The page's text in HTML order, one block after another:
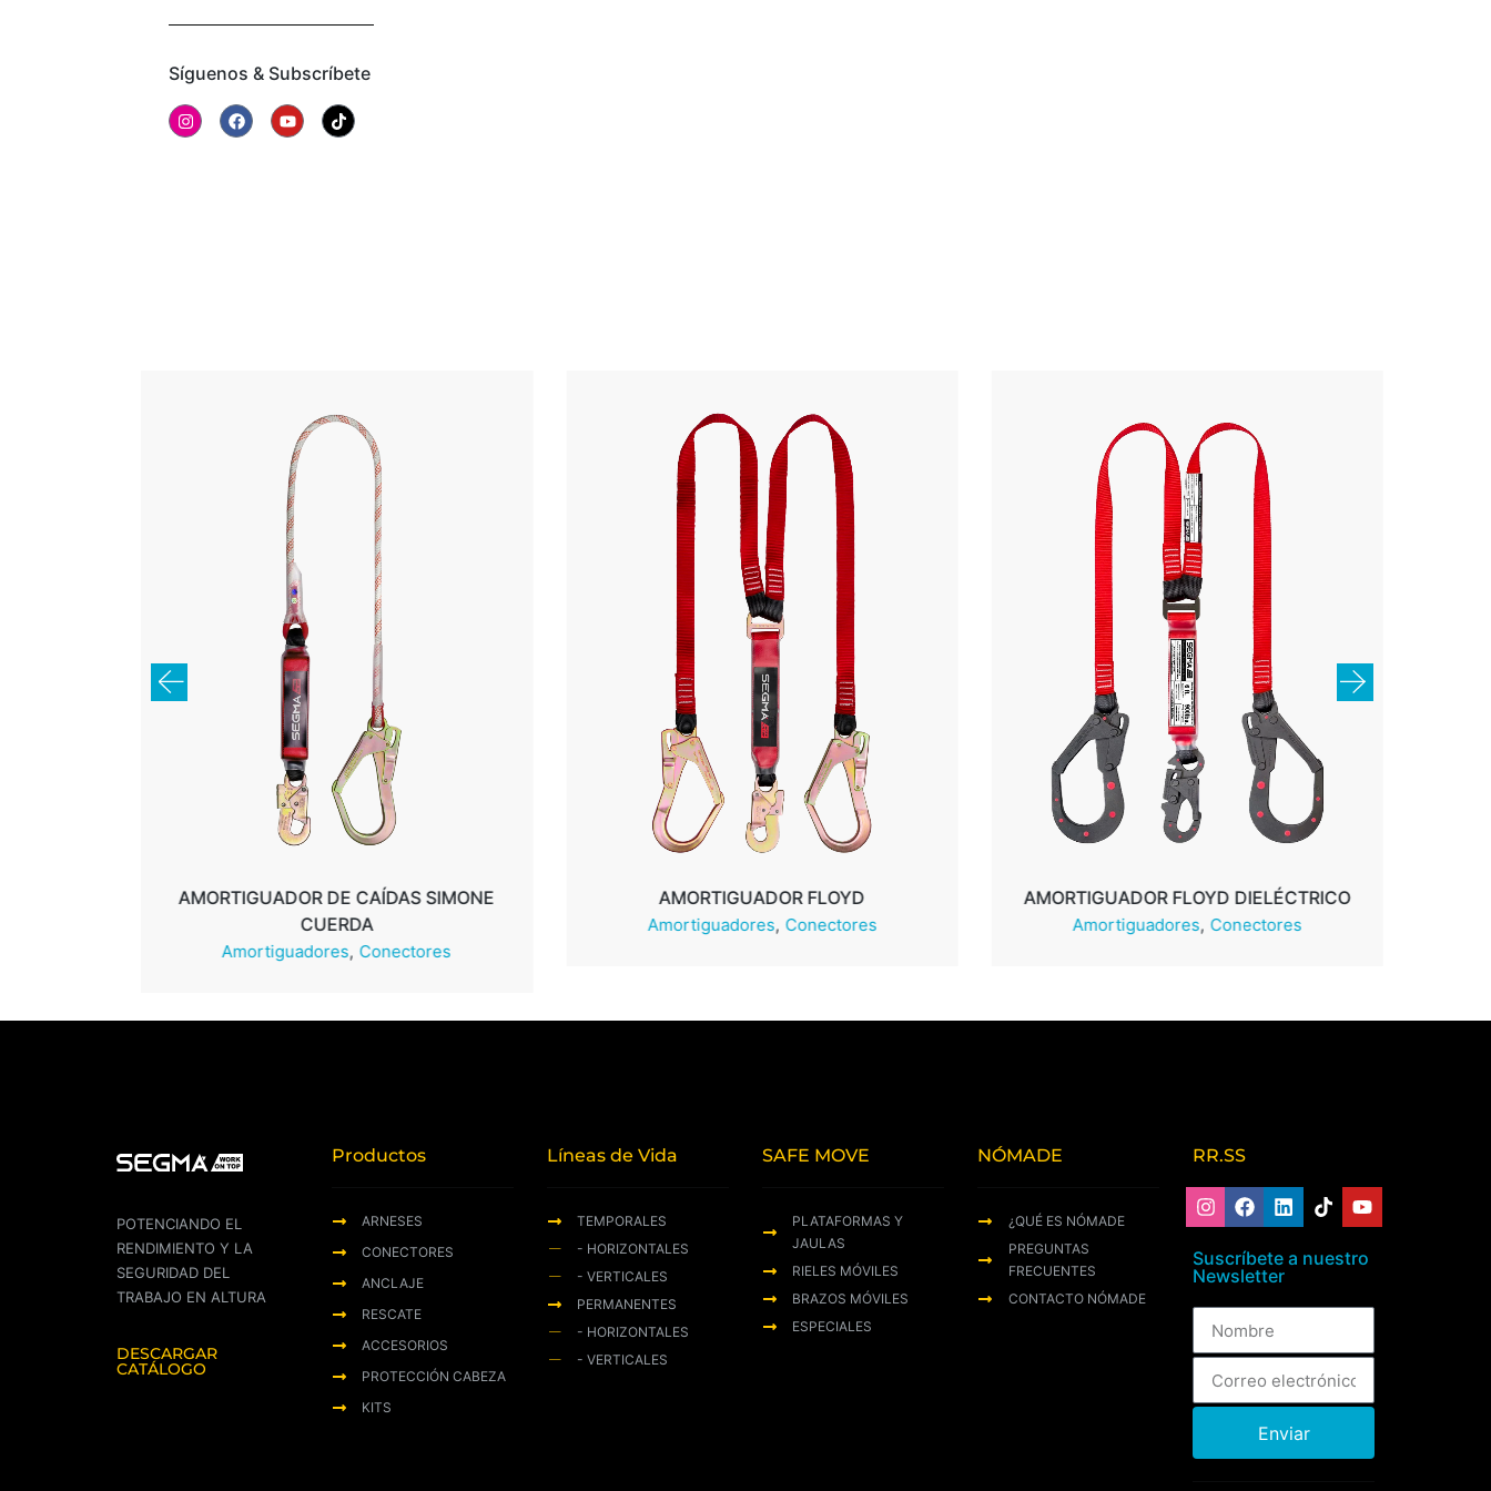
Síguenos & Subscríbete
Leer más
AMORTIGUADOR DE CAÍDAS SIMONE
CUERDA
Amortiguadores Conectores
AMORTIGUADOR FLOYD
Amortiguadores Conectores
Leer más
AMORTIGUADOR FLOYD DIELÉCTRICO
Amortiguadores Conectores
POTENCIANDO EL
RENDIMIENTO Y LA
SEGURIDAD DEL
TRABAJO EN ALTURA
DESCARGAR
CATÁLOGO
Productos
ARNESES
CONECTORES
ANCLAJE
RESCATE
ACCESORIOS
PROTECCIÓN CABEZA
KITS
Líneas de Vida
TEMPORALES
- HORIZONTALES
- VERTICALES
PERMANENTES
- HORIZONTALES
- VERTICALES
SAFE MOVE
PLATAFORMAS Y
JAULAS
RIELES MÓVILES
BRAZOS MÓVILES
ESPECIALES
NÓMADE
¿QUÉ ES NÓMADE
PREGUNTAS
FRECUENTES
CONTACTO NÓMADE
RR.SS
Suscríbete a nuestro
Newsletter
Enviar